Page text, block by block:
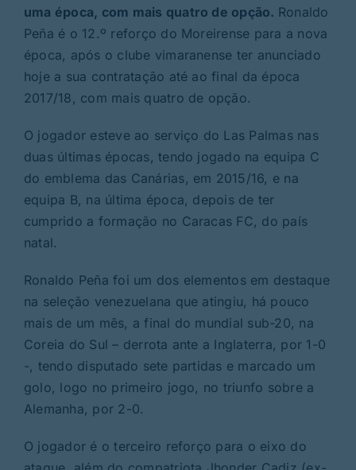
uma época, com mais quatro de opção. Ronaldo
Peña é o 12.º reforço do Moreirense para a nova
época, após o clube vimaranense ter anunciado
hoje a sua contratação até ao final da época
2017/18, com mais quatro de opção.
O jogador esteve ao serviço do Las Palmas nas
duas últimas épocas, tendo jogado na equipa C
do emblema das Canárias, em 2015/16, e na
equipa B, na última época, depois de ter
cumprido a formação no Caracas FC, do país
natal.
Ronaldo Peña foi um dos elementos em destaque
na seleção venezuelana que atingiu, há pouco
mais de um mês, a final do mundial sub-20, na
Coreia do Sul – derrota ante a Inglaterra, por 1-0
-, tendo disputado sete partidas e marcado um
golo, logo no primeiro jogo, no triunfo sobre a
Alemanha, por 2-0.
O jogador é o terceiro reforço para o eixo do